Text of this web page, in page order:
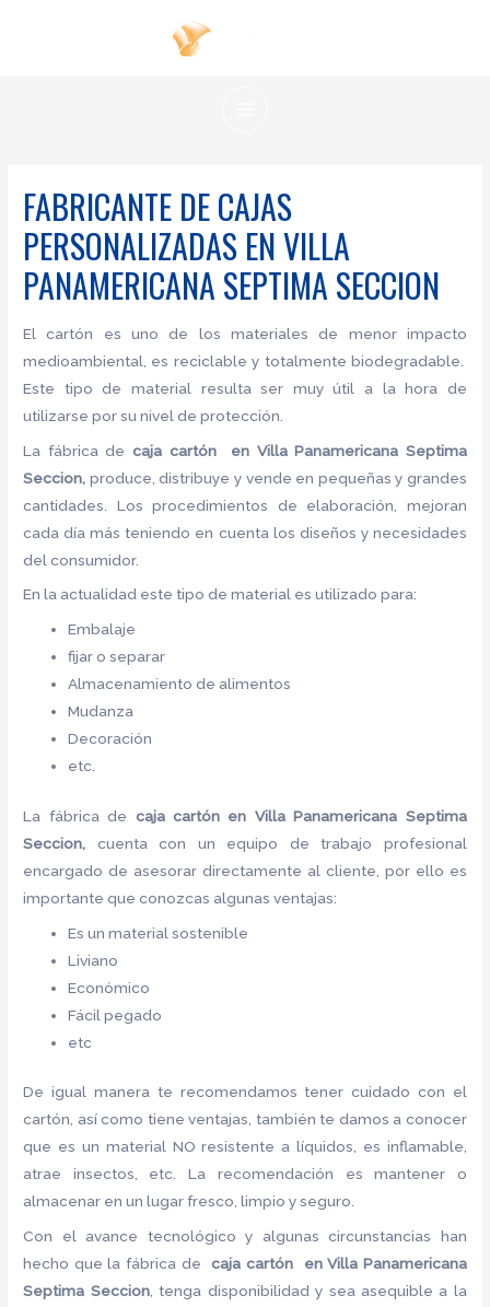
FABRICANTE DE CAJAS
PERSONALIZADAS EN VILLA
PANAMERICANA SEPTIMA SECCION
El cartón es uno de los materiales de menor impacto
medioambiental, es reciclable y totalmente biodegradable.
Este tipo de material resulta ser muy útil a la hora de
utilizarse por su nivel de protección.
La fábrica decaja cartón en Villa Panamericana Septima
Seccion, produce, distribuye y vende en pequeñas y grandes
cantidades. Los procedimientos de elaboración, mejoran
cada día más teniendo en cuenta los diseños y necesidades
del consumidor.
En la actualidad este tipo de material es utilizado para:
Embalaje
fijar o separar
Almacenamiento de alimentos
Mudanza
Decoración
etc.
La fábrica de caja cartón en Villa Panamericana Septima
Seccion, cuenta con un equipo de trabajo profesional
encargado de asesorar directamente al cliente, por ello es
importante que conozcas algunas ventajas:
Es un material sostenible
Liviano
Económico
Fácil pegado
etc
De igual manera te recomendamos tener cuidado con el
cartón, así como tiene ventajas, también te damos a conocer
que es un material NO resistente a líquidos, es inflamable,
atrae insectos, etc. La recomendación es mantener o
almacenar en un lugar fresco, limpio y seguro.
Con el avance tecnológico y algunas circunstancias han
hecho que la fábrica decaja cartón en Villa Panamericana
Septima Seccion, tenga disponibilidad y sea asequible a la